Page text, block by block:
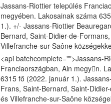
Jassans-Riottier település
megyében. Lakosainak száma
1.). +/- Jassans-Riottier
Bernard, Saint-Didier-de-
Villefranche-sur-Saône
<api batchcomplete="">Jassans-
Franciaországban, Ain megyn.
6315 fő (2022. január 1.).
Frans, Saint-Bernard, Saint-
és Villefranche-sur-Saône